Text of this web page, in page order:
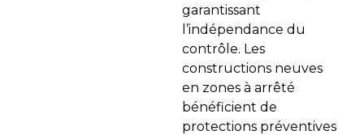
garantissant
l’indépendance du
contrôle. Les
constructions neuves
en zones à arrêté
bénéficient de
protections préventives